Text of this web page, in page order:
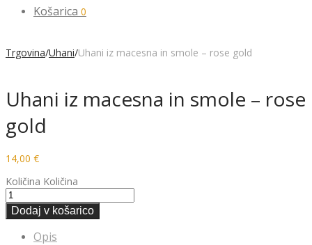
Košarica 0
Trgovina/Uhani/Uhani iz macesna in smole – rose gold
Uhani iz macesna in smole – rose
gold
14,00 €
Količina Količina
Dodaj v košarico
Opis